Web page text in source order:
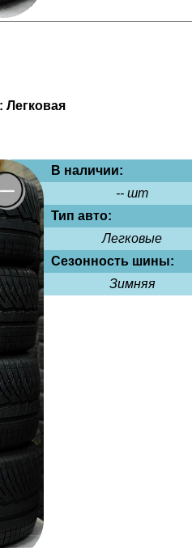
В наличии:
-- шт
Тип авто:
Легковые
Сезонность шины:
Зимняя